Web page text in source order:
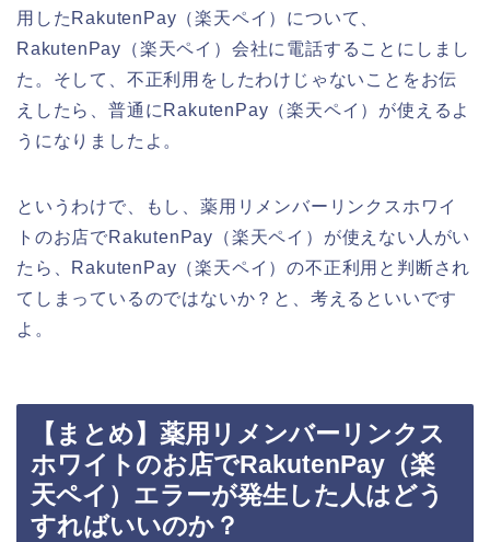
用したRakutenPay（楽天ペイ）について、
RakutenPay（楽天ペイ）会社に電話することにしまし
た。そして、不正利用をしたわけじゃないことをお伝
えしたら、普通にRakutenPay（楽天ペイ）が使えるよ
うになりましたよ。
というわけで、もし、薬用リメンバーリンクスホワイ
トのお店でRakutenPay（楽天ペイ）が使えない人がい
たら、RakutenPay（楽天ペイ）の不正利用と判断され
てしまっているのではないか？と、考えるといいです
よ。
【まとめ】薬用リメンバーリンクス
ホワイトのお店でRakutenPay（楽
天ペイ）エラーが発生した人はどう
すればいいのか？